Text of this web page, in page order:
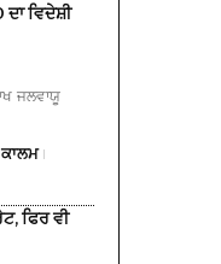
ਵਿਦੇਸ਼ੀ
ਜਲਵਾਯੂ
ਫਿਰ ਵੀ